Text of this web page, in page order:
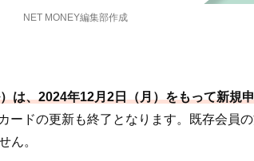
NET MONEY編集部作成
は、2024年12月2日（月）をもって新規
ードの更新も終了となります。既存会員
ん。